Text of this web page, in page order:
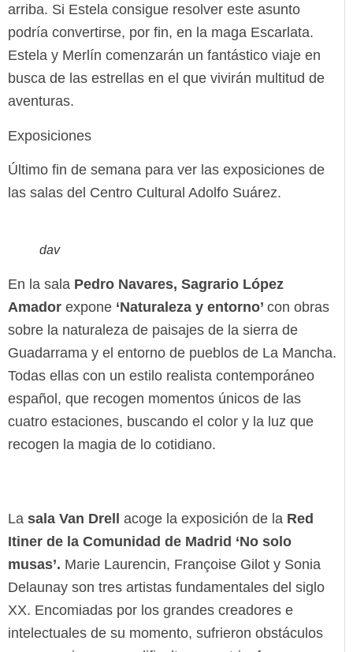
arriba. Si Estela consigue resolver este asunto
podría convertirse, por fin, en la maga Escarlata.
Estela y Merlín comenzarán un fantástico viaje en
busca de las estrellas en el que vivirán multitud de
aventuras.
Exposiciones
Último fin de semana para ver las exposiciones de
las salas del Centro Cultural Adolfo Suárez.
dav
En la sala Pedro Navares, Sagrario López
Amador expone ‘Naturaleza y entorno’ con obras
sobre la naturaleza de paisajes de la sierra de
Guadarrama y el entorno de pueblos de La Mancha.
Todas ellas con un estilo realista contemporáneo
español, que recogen momentos únicos de las
cuatro estaciones, buscando el color y la luz que
recogen la magia de lo cotidiano.
La sala Van Drell acoge la exposición de la Red
Itiner de la Comunidad de Madrid ‘No solo
musas’. Marie Laurencin, Françoise Gilot y Sonia
Delaunay son tres artistas fundamentales del siglo
XX. Encomiadas por los grandes creadores e
intelectuales de su momento, sufrieron obstáculos